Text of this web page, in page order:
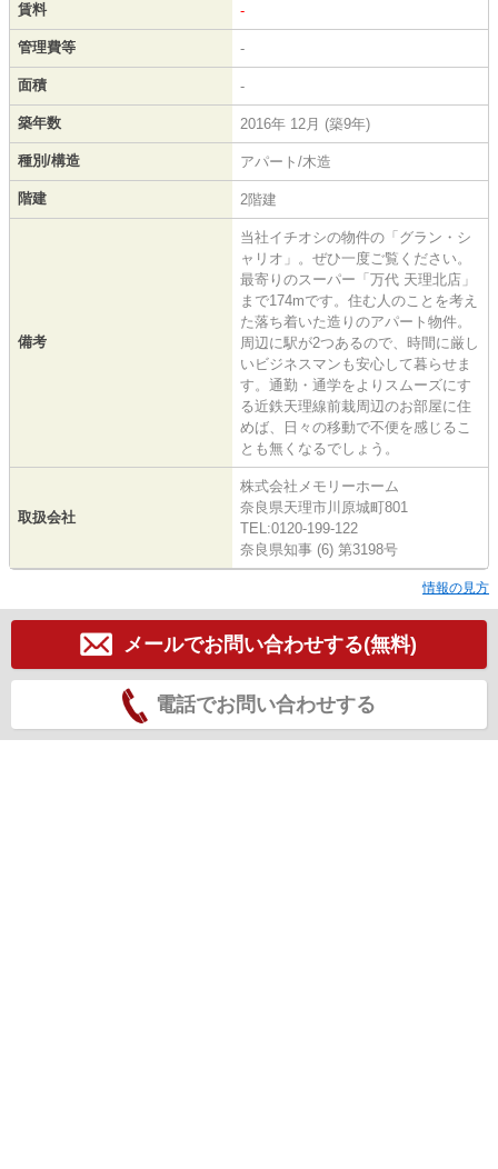
賃料 -
管理費等 -
面積 -
築年数 2016年 12月 (築9年)
種別/構造 アパート/木造
階建 2階建
備考
当社イチオシの物件の「グラン・シ
ャリオ」。ぜひ一度ご覧ください。
最寄りのスーパー「万代 天理北店」
まで174mです。住む人のことを考え
た落ち着いた造りのアパート物件。
周辺に駅が2つあるので、時間に厳し
いビジネスマンも安心して暮らせま
す。通勤・通学をよりスムーズにす
る近鉄天理線前栽周辺のお部屋に住
めば、日々の移動で不便を感じるこ
とも無くなるでしょう。
取扱会社
株式会社メモリーホーム
奈良県天理市川原城町801
TEL:0120-199-122
奈良県知事 (6) 第3198号
情報の見方
メールでお問い合わせする(無料)
電話でお問い合わせする